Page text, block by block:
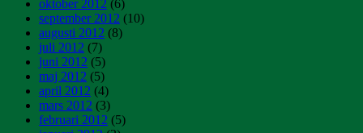
oktober 2012 (6)
september 2012 (10)
augusti 2012 (8)
juli 2012 (7)
juni 2012 (5)
maj 2012 (5)
april 2012 (4)
mars 2012 (3)
februari 2012 (5)